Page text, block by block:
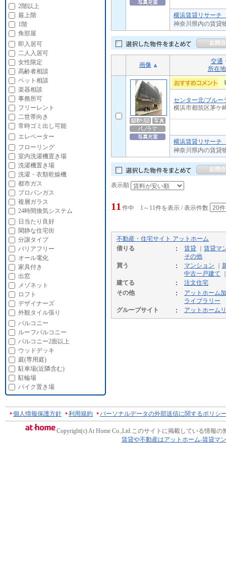
横浜賃貸リサーチ
神奈川県内の賃貸
画像
交通
所在地
センター北/ブルー
横浜市都筑区茅ケ
横浜賃貸リサーチ
神奈川県内の賃貸
表示順
11 件中 1～11件を表示 / 表示件数
不動産・住宅サイト アットホーム
借りる
賃貸
賃貸マ
その他
買う
マンション
中古一戸建て
建てる
注文住宅
その他
アットホーム
ライブラリー
グループサイト
アットホーム
2階以上
最上階
1階
角部屋
即入居可
二人入居可
女性限定
高齢者相談
ペット相談
楽器相談
事務所可
フリーレント
二世帯向き
常時ゴミ出し可能
エレベーター
フローリング
室内洗濯機置き場
洗濯機置き場
洗濯・衣類乾燥機
都市ガス
プロパンガス
複層ガラス
24時間換気システム
日当たり良好
閑静な住宅街
分譲タイプ
バリアフリー
オール電化
家具付き
出窓
メゾネット
ロフト
デザイナーズ
外観タイル張り
バルコニー
ルーフバルコニー
バルコニー2面以上
ウッドデッキ
庭(専用庭)
駐車場(近隣含む)
駐輪場
バイク置き場
個人情報保護方針 利用規約 パーソナルデータの外部送信に関するポリシ
Copyright(c) At Home Co.,Ltd.このサイトに掲載している情報の
賃貸や不動産はアットホーム-賃貸マ